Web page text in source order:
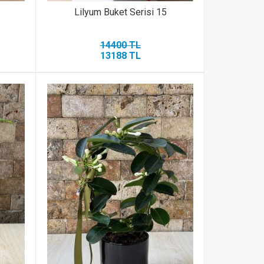
Lilyum Buket Serisi 15
14400 TL
13188 TL